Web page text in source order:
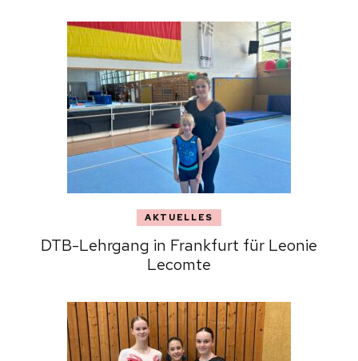
AKTUELLES
DTB-Lehrgang in Frankfurt für Leonie
Lecomte